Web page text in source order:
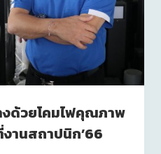
งด้วยโคมไฟคุณภาพ
งานสถาปนิก’66